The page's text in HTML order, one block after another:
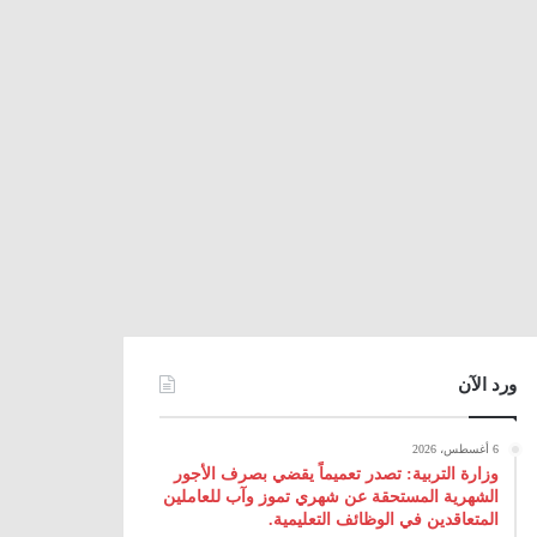
ورد الآن
6 أغسطس، 2026
وزارة التربية: تصدر تعميماً يقضي بصرف الأجور
الشهرية المستحقة عن شهري تموز وآب للعاملين
المتعاقدين في الوظائف التعليمية.